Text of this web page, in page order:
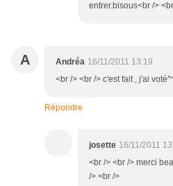
entrer.bisous<br />
A Andréa 16/11/2011 13:19
<br /> <br /> c'est fait , j'ai
Répondre
josette 16/11/2011
<br /> <br /> merci
/> <br />